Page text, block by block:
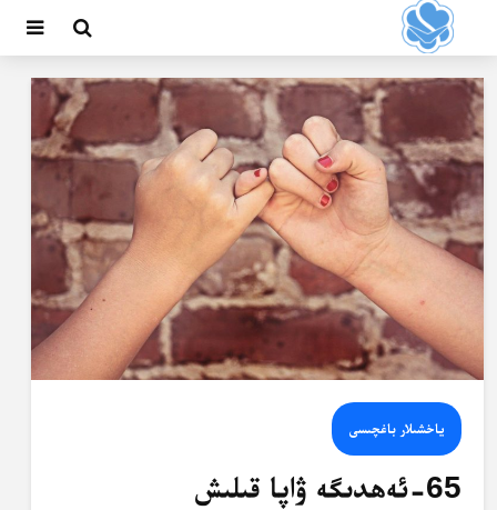
ياخشىلار باغچىسى
65-ئەھدىگە ۋاپا قىلىش